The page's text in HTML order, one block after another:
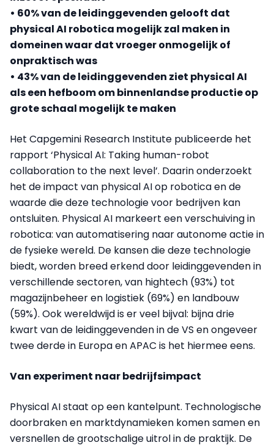
• 60% van de leidinggevenden gelooft dat
physical AI robotica mogelijk zal maken in
domeinen waar dat vroeger onmogelijk of
onpraktisch was
• 43% van de leidinggevenden ziet physical AI
als een hefboom om binnenlandse productie op
grote schaal mogelijk te maken
Het Capgemini Research Institute publiceerde het
rapport ‘Physical AI: Taking human-robot
collaboration to the next level’. Daarin onderzoekt
het de impact van physical AI op robotica en de
waarde die deze technologie voor bedrijven kan
ontsluiten. Physical AI markeert een verschuiving in
robotica: van automatisering naar autonome actie in
de fysieke wereld. De kansen die deze technologie
biedt, worden breed erkend door leidinggevenden in
verschillende sectoren, van hightech (93%) tot
magazijnbeheer en logistiek (69%) en landbouw
(59%). Ook wereldwijd is er veel bijval: bijna drie
kwart van de leidinggevenden in de VS en ongeveer
twee derde in Europa en APAC is het hiermee eens.
Van experiment naar bedrijfsimpact
Physical AI staat op een kantelpunt. Technologische
doorbraken en marktdynamieken komen samen en
versnellen de grootschalige uitrol in de praktijk. De